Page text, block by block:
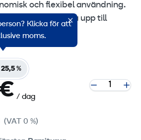
och flexibel användning.
eller frostsäkra upp till
Klicka för att
moms.
25,5 %
/ dag
(VAT 0 %)